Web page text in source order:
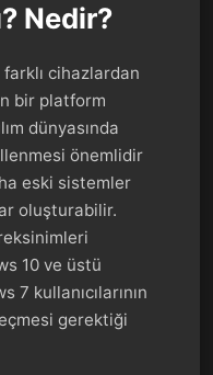
Nedir?
farklı cihazlardan
bir platform
dünyasında
önemlidir
eski sistemler
oluşturabilir.
10 ve üstü
7 kullanıcılarının
gerektiği